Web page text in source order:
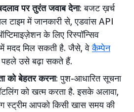
पर तुरंत जवाब देना: बजट ख़र्च
टाइम में जानकारी से, एडवांस API
के लिए रिस्पॉन्सिव
मदद मिल सकती है. जैसे, वेकैम्पेन
उसे बढ़ा सकते हैं.
बेहतर करना: पुश-आधारित सूचना
को खत्म करता है. इसके अलावा,
स्ट्रीम आपको किसी खास समय की